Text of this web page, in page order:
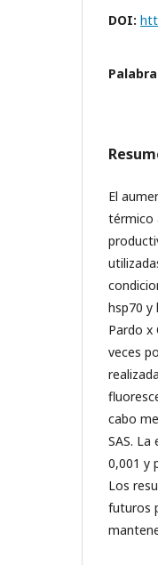
DOI:
El
térmico
hsp70 y
Pardo x
veces
cabo
SAS.
0,001 y
Los
futuros